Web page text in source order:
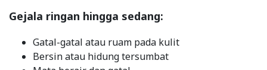
Gejala ringan hingga sedang:
Gatal-gatal atau ruam pada kulit
Bersin atau hidung tersumbat